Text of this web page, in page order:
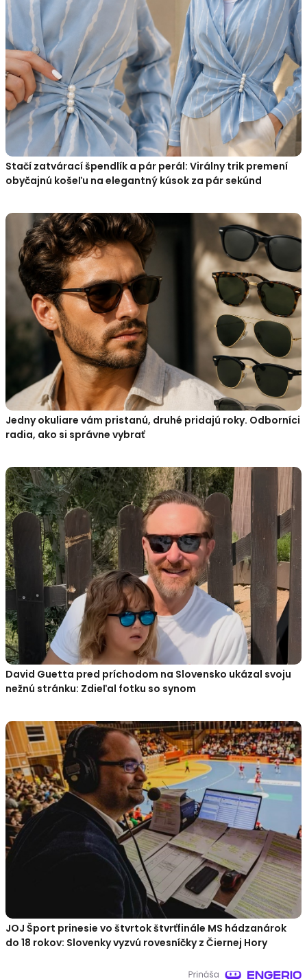
Stačí zatvárací špendlík a pár perál: Virálny trik premení
obyčajnú košeľu na elegantný kúsok za pár sekúnd
Jedny okuliare vám pristanú, druhé pridajú roky. Odborníci
radia, ako si správne vybrať
David Guetta pred príchodom na Slovensko ukázal svoju
nežnú stránku: Zdieľal fotku so synom
JOJ Šport prinesie vo štvrtok štvrťfinále MS hádzanárok
do 18 rokov: Slovenky vyzvú rovesníčky z Čiernej Hory